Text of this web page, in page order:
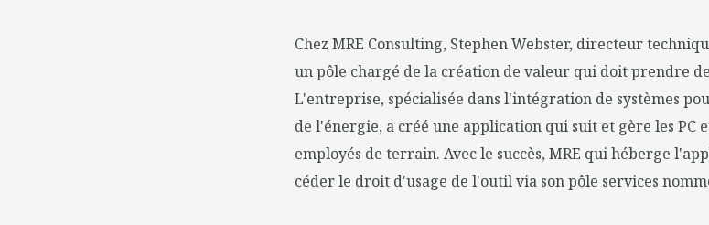
Chez MRE Consulting, Stephen Webster, directeur
un pôle chargé de la création de valeur qui doit prendre
L'entreprise, spécialisée dans l'intégration de systèmes
de l'énergie, a créé une application qui suit et gère les PC
employés de terrain. Avec le succès, MRE qui héberge
céder le droit d'usage de l'outil via son pôle services